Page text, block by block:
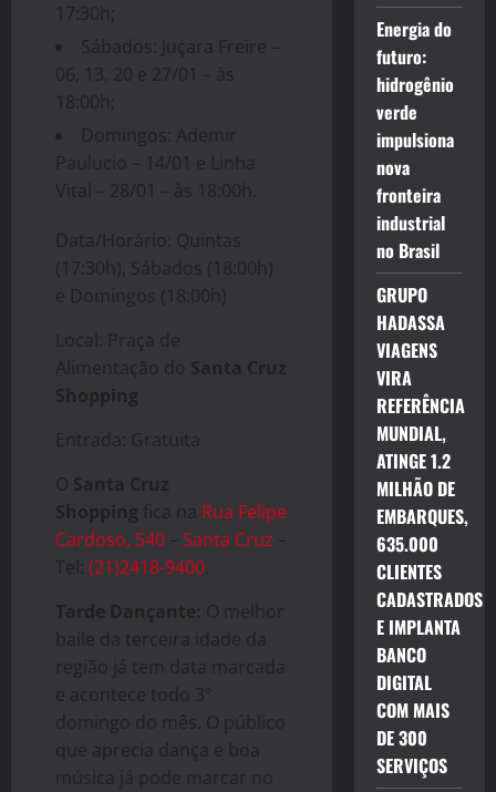
17:30h;
Sábados: Juçara Freire –
06, 13, 20 e 27/01 – às
18:00h;
Domingos: Ademir
Paulucio – 14/01 e Linha
Vital – 28/01 – às 18:00h.
Data/Horário: Quintas
(17:30h), Sábados (18:00h)
e Domingos (18:00h)
Local: Praça de
Alimentação do Santa Cruz
Shopping
Entrada: Gratuita
O Santa Cruz
Shopping fica na Rua Felipe
Cardoso, 540 – Santa Cruz –
Tel: (21)2418-9400
Tarde Dançante: O melhor
baile da terceira idade da
região já tem data marcada
e acontece todo 3º
domingo do mês. O público
que aprecia dança e boa
música já pode marcar no
Energia do
futuro:
hidrogênio
verde
impulsiona
nova
fronteira
industrial
no Brasil
GRUPO
HADASSA
VIAGENS
VIRA
REFERÊNCIA
MUNDIAL,
ATINGE 1.2
MILHÃO DE
EMBARQUES,
635.000
CLIENTES
CADASTRADOS
E IMPLANTA
BANCO
DIGITAL
COM MAIS
DE 300
SERVIÇOS